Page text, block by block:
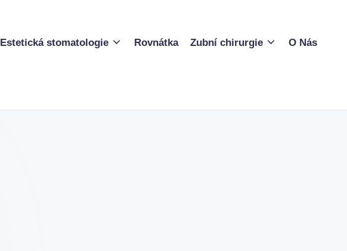
Estetická stomatologie Rovnátka Zubní chirurgie O Nás